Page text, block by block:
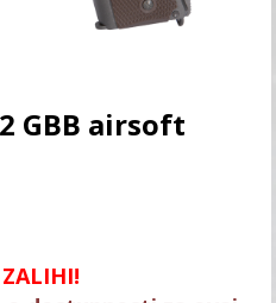
GBB airsoft